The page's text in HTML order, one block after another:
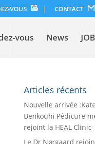
VOUS | CONTACT
vous News
Articles récents
Nouvelle arrivée :Kate
Benkouhi Pédicure
rejoint la HEAL Clinic
Le Dr Nørgaard